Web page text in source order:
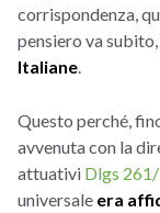
corrispondenza,
pensiero va subito,
Italiane
Questo perché,
avvenuta con la
attuativi Dlgs
universale era